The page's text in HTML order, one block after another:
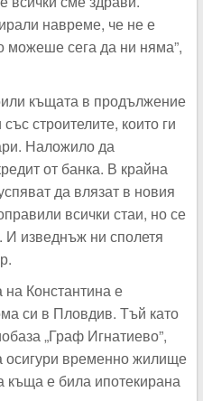
навреме, че не е
можеше сега да ни няма”,
къщата в продължение
строителите, които ги
Наложило да
от банка. В крайна
да влязат в новия
всички стаи, но се
изведнъж ни сполетя
Константина е
си в Пловдив. Тъй като
„Граф Игнатиево”,
временно жилище
къща е била ипотекирана